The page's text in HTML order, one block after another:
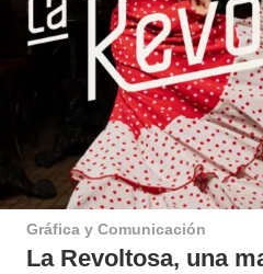
Gráfica y Comunicación
La Revoltosa, una